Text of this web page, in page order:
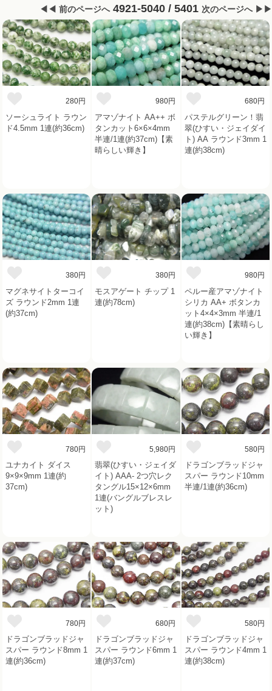
◀◀ 前のページへ 4921-5040 / 5401 次のページへ ▶▶
280円
ソーシュライト ラウン
ド4.5mm 1連(約36cm)
980円
アマゾナイト AA++ ボ
タンカット6×6×4mm
半連/1連(約37cm)【素
晴らしい輝き】
680円
パステルグリーン！翡
翠(ひすい・ジェイダイ
ト) AA ラウンド3mm 1
連(約38cm)
380円
マグネサイトターコイ
ズ ラウンド2mm 1連
(約37cm)
380円
モスアゲート チップ 1
連(約78cm)
980円
ペルー産アマゾナイト
シリカ AA+ ボタンカ
ット4×4×3mm 半連/1
連(約38cm)【素晴らし
い輝き】
780円
ユナカイト ダイス
9×9×9mm 1連(約
37cm)
5,980円
翡翠(ひすい・ジェイダ
イト) AAA- 2つ穴レク
タングル15×12×6mm
1連(バングルブレスレ
ット)
580円
ドラゴンブラッドジャ
スパー ラウンド10mm
半連/1連(約36cm)
780円
ドラゴンブラッドジャ
スパー ラウンド8mm 1
連(約36cm)
680円
ドラゴンブラッドジャ
スパー ラウンド6mm 1
連(約37cm)
580円
ドラゴンブラッドジャ
スパー ラウンド4mm 1
連(約38cm)